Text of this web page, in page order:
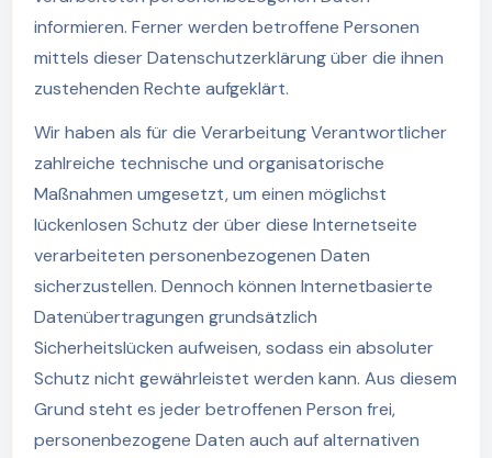
informieren. Ferner werden betroffene Personen
mittels dieser Datenschutzerklärung über die ihnen
zustehenden Rechte aufgeklärt.
Wir haben als für die Verarbeitung Verantwortlicher
zahlreiche technische und organisatorische
Maßnahmen umgesetzt, um einen möglichst
lückenlosen Schutz der über diese Internetseite
verarbeiteten personenbezogenen Daten
sicherzustellen. Dennoch können Internetbasierte
Datenübertragungen grundsätzlich
Sicherheitslücken aufweisen, sodass ein absoluter
Schutz nicht gewährleistet werden kann. Aus diesem
Grund steht es jeder betroffenen Person frei,
personenbezogene Daten auch auf alternativen